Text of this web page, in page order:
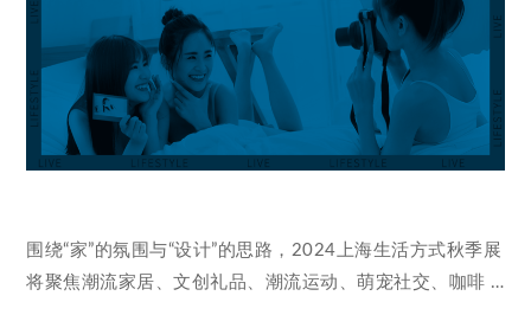
围绕“家”的氛围与“设计”的思路，2024上海生活方式秋季展
将聚焦潮流家居、文创礼品、潮流运动、萌宠社交、咖啡 …